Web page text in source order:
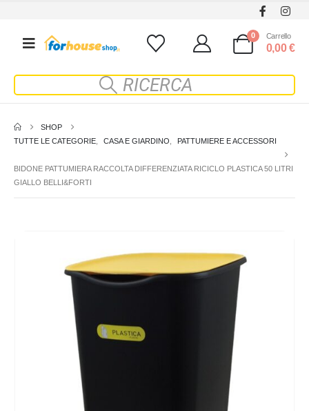
0 Carrello
0,00€
SHOP
TUTTE LE CATEGORIE
CASA E GIARDINO PATTUMIERE E ACCESSORI
BIDONE PATTUMIERA RACCOLTA DIFFERENZIATA RICICLO PLASTICA 50 LITRI
GIALLO BELLI&FORTI